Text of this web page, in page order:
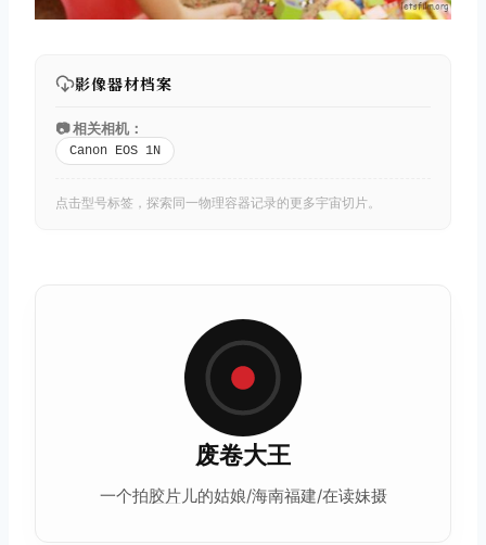
影像器材档案
📷 相关相机：
Canon EOS 1N
点击型号标签，探索同一物理容器记录的更多宇宙切片。
废卷大王
一个拍胶片儿的姑娘/海南福建/在读妹摄